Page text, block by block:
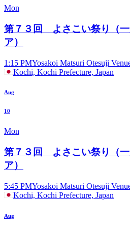
Mon
第７３回 よさこい祭り（一
ア）
1:15 PMYosakoi Matsuri Otesuji
Kochi, Kochi Prefecture, Japan
Aug
10
Mon
第７３回 よさこい祭り（一
ア）
5:45 PMYosakoi Matsuri Otesuji
Kochi, Kochi Prefecture, Japan
Aug